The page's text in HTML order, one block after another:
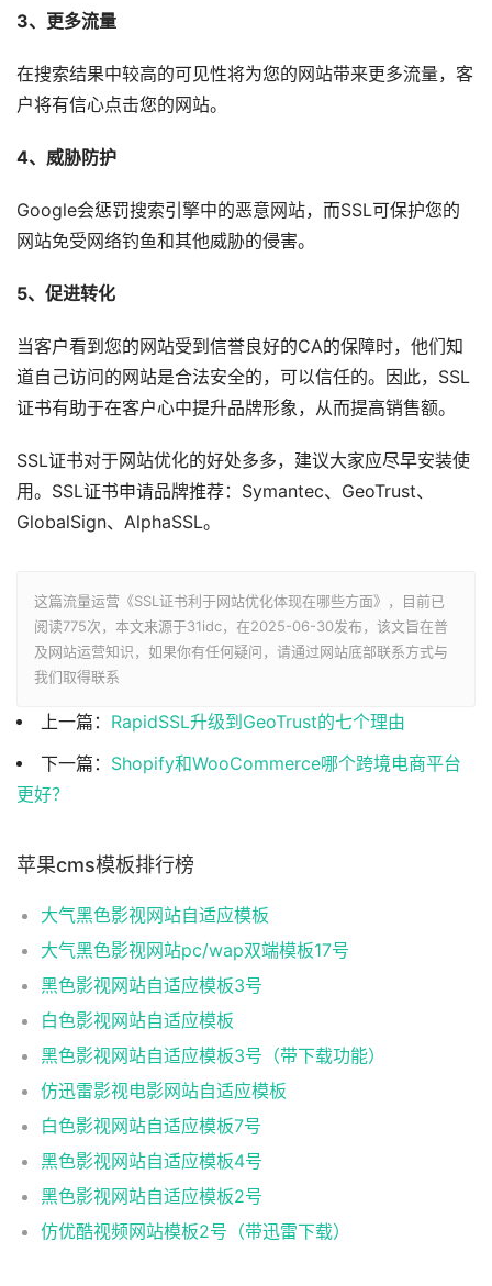
3、更多流量
在搜索结果中较高的可见性将为您的网站带来更多流量，客
户将有信心点击您的网站。
4、威胁防护
Google会惩罚搜索引擎中的恶意网站，而SSL可保护您的
网站免受网络钓鱼和其他威胁的侵害。
5、促进转化
当客户看到您的网站受到信誉良好的CA的保障时，他们知
道自己访问的网站是合法安全的，可以信任的。因此，SSL
证书有助于在客户心中提升品牌形象，从而提高销售额。
SSL证书对于网站优化的好处多多，建议大家应尽早安装使
用。SSL证书申请品牌推荐：Symantec、GeoTrust、
GlobalSign、AlphaSSL。
这篇流量运营《SSL证书利于网站优化体现在哪些方面》，目前已
阅读775次，本文来源于31idc，在2025-06-30发布，该文旨在普
及网站运营知识，如果你有任何疑问，请通过网站底部联系方式与
我们取得联系
上一篇： RapidSSL升级到GeoTrust的七个理由
下一篇： Shopify和WooCommerce哪个跨境电商平台
更好？
苹果cms模板排行榜
大气黑色影视网站自适应模板
大气黑色影视网站pc/wap双端模板17号
黑色影视网站自适应模板3号
白色影视网站自适应模板
黑色影视网站自适应模板3号（带下载功能）
仿迅雷影视电影网站自适应模板
白色影视网站自适应模板7号
黑色影视网站自适应模板4号
黑色影视网站自适应模板2号
仿优酷视频网站模板2号（带迅雷下载）